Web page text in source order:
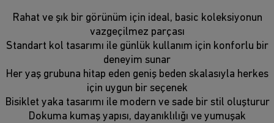
Rahat ve şık bir görünüm için ideal, basic koleksiyonun
vazgeçilmez parçası
Standart kol tasarımı ile günlük kullanım için konforlu bir
deneyim sunar
Her yaş grubuna hitap eden geniş beden skalasıyla herkes
için uygun bir seçenek
Bisiklet yaka tasarımı ile modern ve sade bir stil oluşturur
Dokuma kumaş yapısı, dayanıklılığı ve yumuşak